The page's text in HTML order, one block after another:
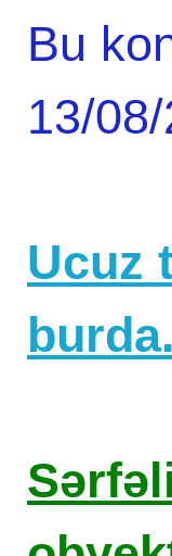
Bu
13/
Ucuz